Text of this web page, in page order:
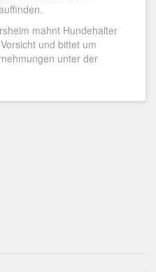
mahnt Hundehalter
und bittet um
unter der